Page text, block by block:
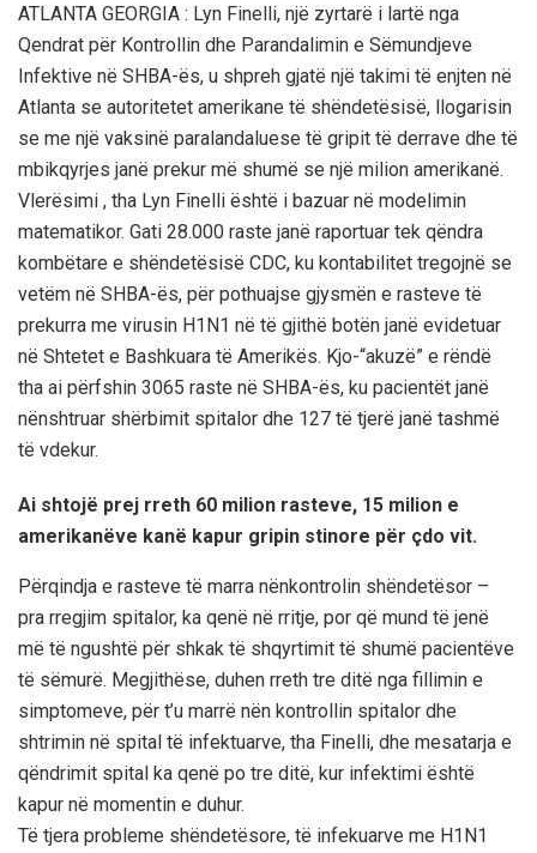
ATLANTA GEORGIA : Lyn Finelli, një zyrtarë i lartë nga
Qendrat për Kontrollin dhe Parandalimin e Sëmundjeve
Infektive në SHBA-ës, u shpreh gjatë një takimi të enjten në
Atlanta se autoritetet amerikane të shëndetësisë, llogarisin
se me një vaksinë paralandaluese të gripit të derrave dhe të
mbikqyrjes janë prekur më shumë se një milion amerikanë.
Vlerësimi , tha Lyn Finelli është i bazuar në modelimin
matematikor. Gati 28.000 raste janë raportuar tek qëndra
kombëtare e shëndetësisë CDC, ku kontabilitet tregojnë se
vetëm në SHBA-ës, për pothuajse gjysmën e rasteve të
prekurra me virusin H1N1 në të gjithë botën janë evidetuar
në Shtetet e Bashkuara të Amerikës. Kjo-“akuzë” e rëndë
tha ai përfshin 3065 raste në SHBA-ës, ku pacientët janë
nënshtruar shërbimit spitalor dhe 127 të tjerë janë tashmë
të vdekur.
Ai shtojë prej rreth 60 milion rasteve, 15 milion e
amerikanëve kanë kapur gripin stinore për çdo vit.
Përqindja e rasteve të marra nënkontrolin shëndetësor –
pra rregjim spitalor, ka qenë në rritje, por që mund të jenë
më të ngushtë për shkak të shqyrtimit të shumë pacientëve
të sëmurë. Megjithëse, duhen rreth tre ditë nga fillimin e
simptomeve, për t’u marrë nën kontrollin spitalor dhe
shtrimin në spital të infektuarve, tha Finelli, dhe mesatarja e
qëndrimit spital ka qenë po tre ditë, kur infektimi është
kapur në momentin e duhur.
Të tjera probleme shëndetësore, të infekuarve me H1N1